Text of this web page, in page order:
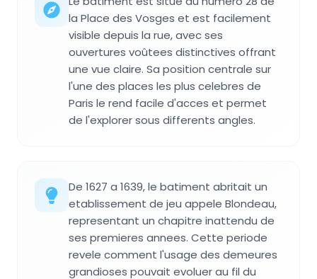
la Place des Vosges et est facilement
visible depuis la rue, avec ses
ouvertures voûtees distinctives offrant
une vue claire. Sa position centrale sur
l'une des places les plus celebres de
Paris le rend facile d'acces et permet
de l'explorer sous differents angles.
De 1627 a 1639, le batiment abritait un
etablissement de jeu appele Blondeau,
representant un chapitre inattendu de
ses premieres annees. Cette periode
revele comment l'usage des demeures
grandioses pouvait evoluer au fil du